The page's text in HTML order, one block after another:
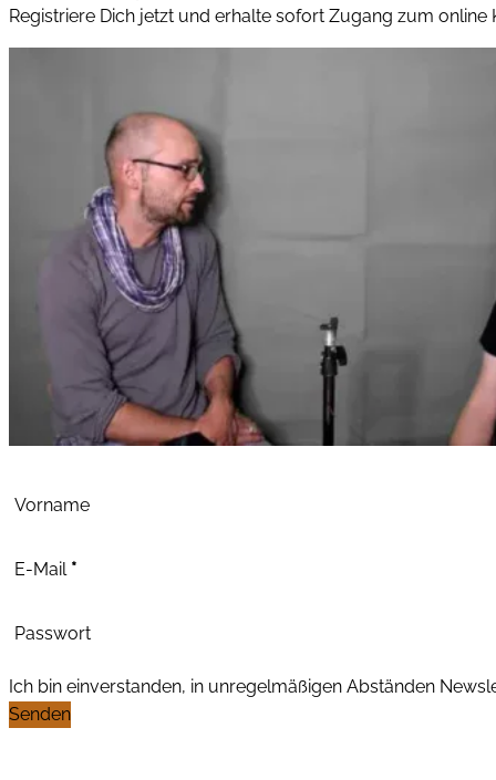
Registriere Dich jetzt und erhalte sofort Zugang zum online
Vorname
E-Mail *
Passwort
Ich bin einverstanden, in unregelmäßigen Abständen
Senden